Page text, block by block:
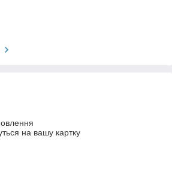
на вашу картку